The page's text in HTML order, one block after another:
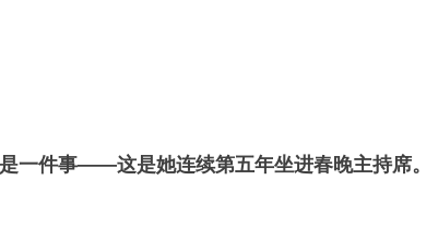
一件事——这是她连续第五年坐进春晚主持席。